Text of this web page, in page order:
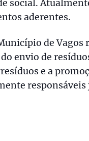
social.
aderentes.
de Vagos
envio de
e a
responsáveis